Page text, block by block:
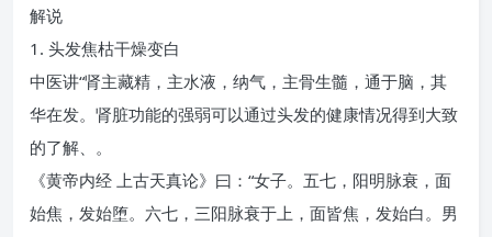
解说
1. 头发焦枯干燥变白
中医讲“肾主藏精，主水液，纳气，主骨生髓，通于脑，其
华在发。肾脏功能的强弱可以通过头发的健康情况得到大致
的了解、。
《黄帝内经 上古天真论》曰：“女子。五七，阳明脉衰，面
始焦，发始堕。六七，三阳脉衰于上，面皆焦，发始白。男